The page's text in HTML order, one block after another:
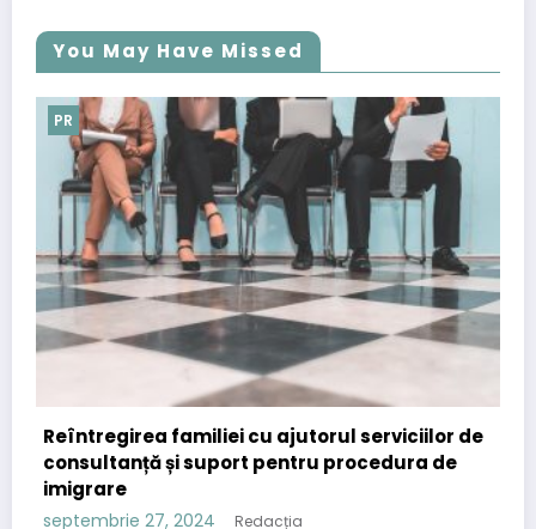
You May Have Missed
cu ajutorul serviciilor de
pentru procedura de
Redacția
Importanța
strategia de content
septembrie 12, 2024